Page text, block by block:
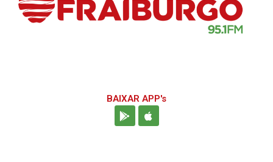
BAIXAR APP's